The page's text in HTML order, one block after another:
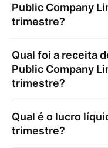
Public Company
trimestre?
Qual foi a receita
Public Company
trimestre?
Qual é o lucro
trimestre?